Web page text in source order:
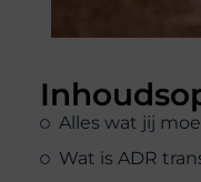
Alles wat jij
Wat is ADR